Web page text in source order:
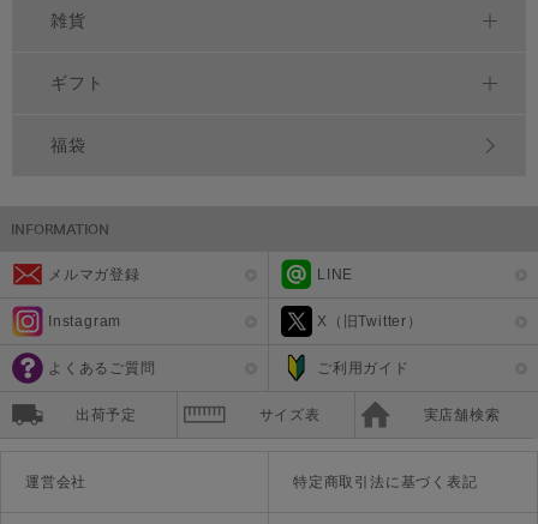
雑貨
ギフト
福袋
メルマガ登録 LINE
Instagram X（旧Twitter）
よくあるご質問 ご利用ガイド
出荷予定 サイズ表 実店舗検索
運営会社 特定商取引法に基づく表記